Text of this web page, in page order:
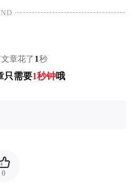
章花了 1秒
只需要1秒钟哦
0